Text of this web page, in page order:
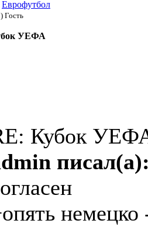
Еврофутбол
Гость
УЕФА
Кубок
немецко